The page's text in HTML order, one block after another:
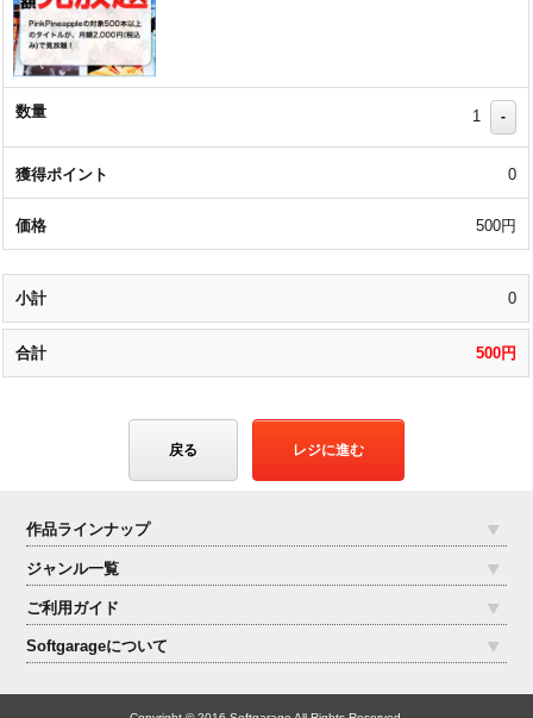
1 -
0
500円
0
500円
戻る レジに進む
作品ラインナップ
ジャンル一覧
ご利用ガイド
Softgarageについて